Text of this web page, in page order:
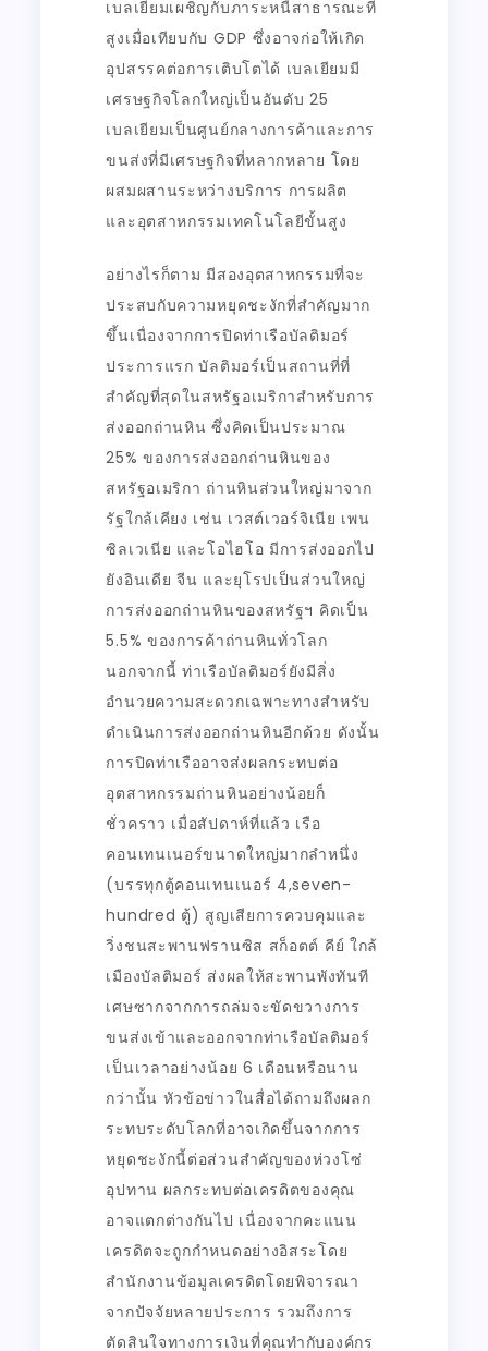
เบลเยียมเผชิญกับภาระหนี้สาธารณะที่
สูงเมื่อเทียบกับ GDP ซึ่งอาจก่อให้เกิด
อุปสรรคต่อการเติบโตได้ เบลเยียมมี
เศรษฐกิจโลกใหญ่เป็นอันดับ 25
เบลเยียมเป็นศูนย์กลางการค้าและการ
ขนส่งที่มีเศรษฐกิจที่หลากหลาย โดย
ผสมผสานระหว่างบริการ การผลิต
และอุตสาหกรรมเทคโนโลยีขั้นสูง
อย่างไรก็ตาม มีสองอุตสาหกรรมที่จะ
ประสบกับความหยุดชะงักที่สำคัญมาก
ขึ้นเนื่องจากการปิดท่าเรือบัลติมอร์
ประการแรก บัลติมอร์เป็นสถานที่ที่
สำคัญที่สุดในสหรัฐอเมริกาสำหรับการ
ส่งออกถ่านหิน ซึ่งคิดเป็นประมาณ
25% ของการส่งออกถ่านหินของ
สหรัฐอเมริกา ถ่านหินส่วนใหญ่มาจาก
รัฐใกล้เคียง เช่น เวสต์เวอร์จิเนีย เพน
ซิลเวเนีย และโอไฮโอ มีการส่งออกไป
ยังอินเดีย จีน และยุโรปเป็นส่วนใหญ่
การส่งออกถ่านหินของสหรัฐฯ คิดเป็น
5.5% ของการค้าถ่านหินทั่วโลก
นอกจากนี้ ท่าเรือบัลติมอร์ยังมีสิ่ง
อำนวยความสะดวกเฉพาะทางสำหรับ
ดำเนินการส่งออกถ่านหินอีกด้วย ดังนั้น
การปิดท่าเรืออาจส่งผลกระทบต่อ
อุตสาหกรรมถ่านหินอย่างน้อยก็
ชั่วคราว เมื่อสัปดาห์ที่แล้ว เรือ
คอนเทนเนอร์ขนาดใหญ่มากลำหนึ่ง
(บรรทุกตู้คอนเทนเนอร์ 4,seven-
hundred ตู้) สูญเสียการควบคุมและ
วิ่งชนสะพานฟรานซิส สก็อตต์ คีย์ ใกล้
เมืองบัลติมอร์ ส่งผลให้สะพานพังทันที
เศษซากจากการถล่มจะขัดขวางการ
ขนส่งเข้าและออกจากท่าเรือบัลติมอร์
เป็นเวลาอย่างน้อย 6 เดือนหรือนาน
กว่านั้น หัวข้อข่าวในสื่อได้ถามถึงผลก
ระทบระดับโลกที่อาจเกิดขึ้นจากการ
หยุดชะงักนี้ต่อส่วนสำคัญของห่วงโซ่
อุปทาน ผลกระทบต่อเครดิตของคุณ
อาจแตกต่างกันไป เนื่องจากคะแนน
เครดิตจะถูกกำหนดอย่างอิสระโดย
สำนักงานข้อมูลเครดิตโดยพิจารณา
จากปัจจัยหลายประการ รวมถึงการ
ตัดสินใจทางการเงินที่คุณทำกับองค์กร